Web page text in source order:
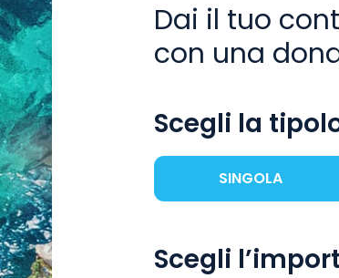
Dai il tuo
con una
Scegli la
SINGOLA
Scegli